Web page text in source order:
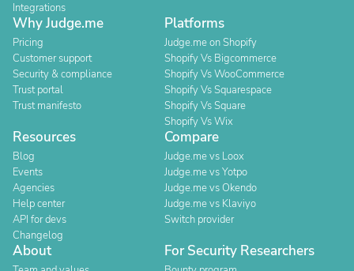
Integrations
Why Judge.me
Pricing
Customer support
Security & compliance
Trust portal
Trust manifesto
Platforms
Judge.me on Shopify
Shopify Vs Bigcommerce
Shopify Vs WooCommerce
Shopify Vs Squarespace
Shopify Vs Square
Shopify Vs Wix
Resources
Blog
Events
Agencies
Help center
API for devs
Changelog
Compare
Judge.me vs Loox
Judge.me vs Yotpo
Judge.me vs Okendo
Judge.me vs Klaviyo
Switch provider
About For Security Researchers